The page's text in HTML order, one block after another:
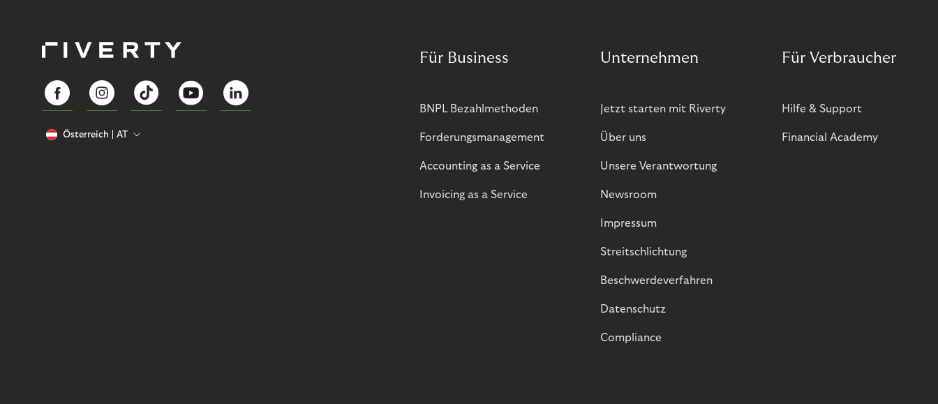
Österreich AT
Für Business
BNPL Bezahlmethoden
Forderungsmanagement
Accounting as a Service
Invoicing as a Service
Unternehmen
Jetzt starten mit Riverty
Über uns
Unsere Verantwortung
Newsroom
Impressum
Streitschlichtung
Beschwerdeverfahren
Datenschutz
Compliance
Für Verbraucher
Hilfe & Support
Financial Academy